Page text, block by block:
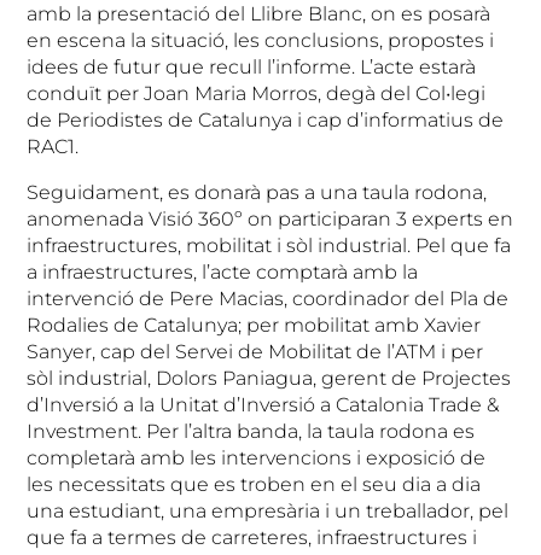
amb la presentació del Llibre Blanc, on es posarà
en escena la situació, les conclusions, propostes i
idees de futur que recull l’informe. L’acte estarà
conduït per Joan Maria Morros, degà del Col•legi
de Periodistes de Catalunya i cap d’informatius de
RAC1.
Seguidament, es donarà pas a una taula rodona,
anomenada Visió 360º on participaran 3 experts en
infraestructures, mobilitat i sòl industrial. Pel que fa
a infraestructures, l’acte comptarà amb la
intervenció de Pere Macias, coordinador del Pla de
Rodalies de Catalunya; per mobilitat amb Xavier
Sanyer, cap del Servei de Mobilitat de l’ATM i per
sòl industrial, Dolors Paniagua, gerent de Projectes
d’Inversió a la Unitat d’Inversió a Catalonia Trade &
Investment. Per l’altra banda, la taula rodona es
completarà amb les intervencions i exposició de
les necessitats que es troben en el seu dia a dia
una estudiant, una empresària i un treballador, pel
que fa a termes de carreteres, infraestructures i